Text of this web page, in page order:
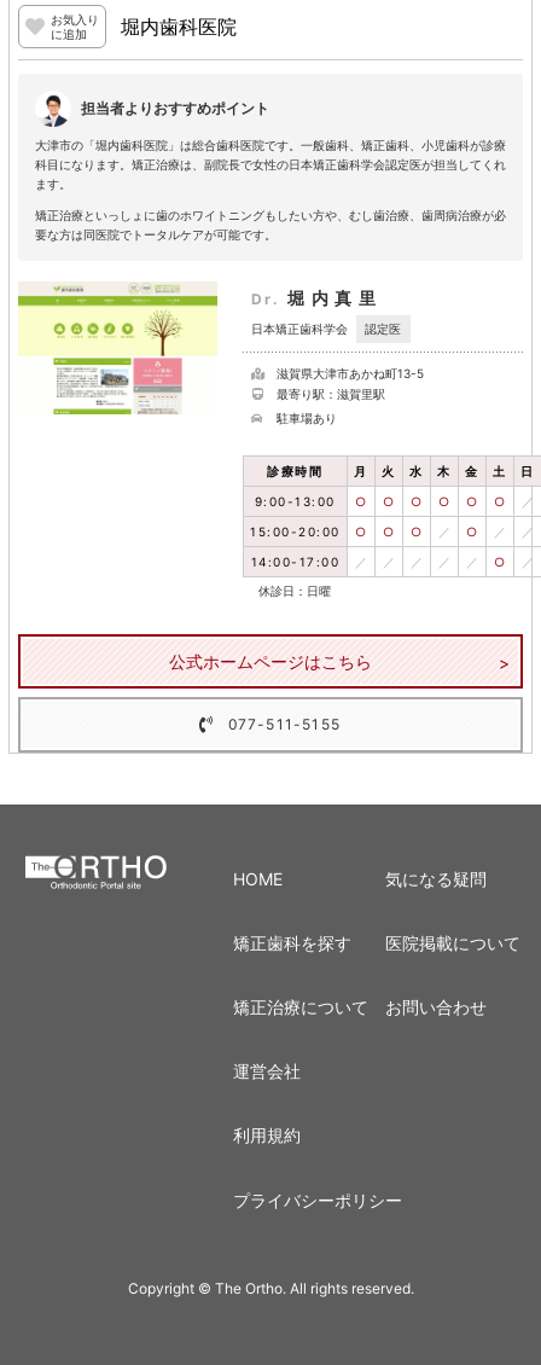
お気入り
に追加
堀内歯科医院
担当者よりおすすめポイント
大津市の「堀内歯科医院」は総合歯科医院です。一般歯科、矯正歯科、小児歯科が診療
科目になります。矯正治療は、副院長で女性の日本矯正歯科学会認定医が担当してくれ
ます。
矯正治療といっしょに歯のホワイトニングもしたい方や、むし歯治療、歯周病治療が必
要な方は同医院でトータルケアが可能です。
Dr. 堀内真里
日本矯正歯科学会 認定医
滋賀県大津市あかね町13-5
最寄り駅：滋賀里駅
駐車場あり
診療時間 月 火 水 木 金 土 日
9:00-13:00 ○ ○ ○ ○ ○ ○ ／
15:00-20:00 ○ ○ ○ ／ ○ ／ ／
14:00-17:00 ／ ／ ／ ／ ／ ○ ／
休診日：日曜
公式ホームページはこちら
077-511-5155
HOME
矯正歯科を探す
矯正治療について
気になる疑問
医院掲載について
お問い合わせ
運営会社
利用規約
プライバシーポリシー
Copyright © The Ortho. All rights reserved.